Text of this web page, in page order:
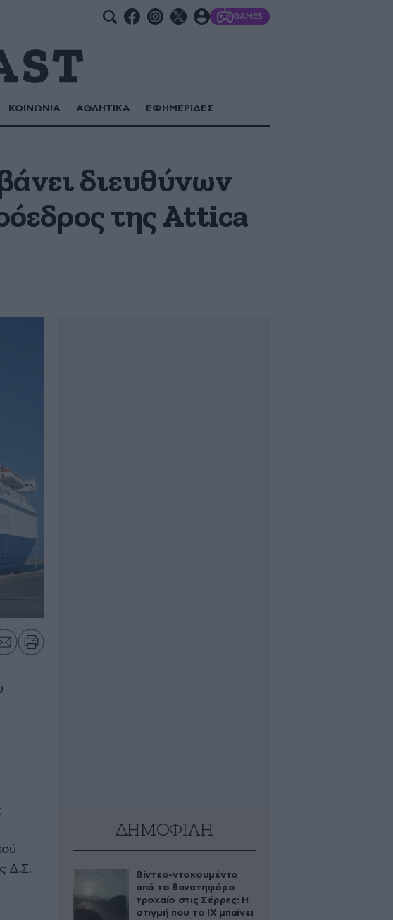
GAMES
ΚΟΙΝΩΝΙΑ ΑΘΛΗΤΙΚΑ ΕΦΗΜΕΡΙΔΕΣ
διευθύνων
της Attica
Δ.Σ.
ΔΗΜΟΦΙΛΗ
Βίντεο-ντοκουμέντο
από το θανατηφόρο
τροχαίο στις Σέρρες: Η
στιγμή που το ΙΧ μπαίνει